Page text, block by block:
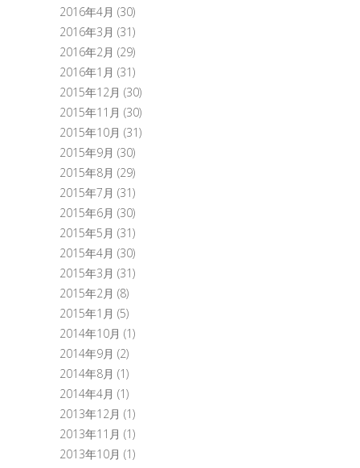
2016年4月 (30)
2016年3月 (31)
2016年2月 (29)
2016年1月 (31)
2015年12月 (30)
2015年11月 (30)
2015年10月 (31)
2015年9月 (30)
2015年8月 (29)
2015年7月 (31)
2015年6月 (30)
2015年5月 (31)
2015年4月 (30)
2015年3月 (31)
2015年2月 (8)
2015年1月 (5)
2014年10月 (1)
2014年9月 (2)
2014年8月 (1)
2014年4月 (1)
2013年12月 (1)
2013年11月 (1)
2013年10月 (1)